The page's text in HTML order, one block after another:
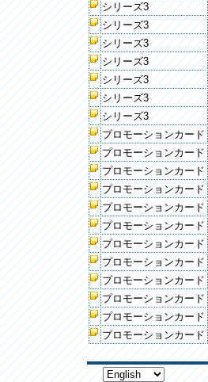
シリーズ3
シリーズ3
シリーズ3
シリーズ3
シリーズ3
シリーズ3
シリーズ3
プロモーションカード
プロモーションカード
プロモーションカード
プロモーションカード
プロモーションカード
プロモーションカード
プロモーションカード
プロモーションカード
プロモーションカード
プロモーションカード
プロモーションカード
プロモーションカード